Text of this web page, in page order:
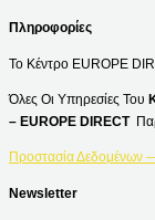
Πληροφορίες
Το Κέντρο EUROPE
Όλες Οι Υπηρεσίες Του
– EUROPE DIRECT
Προστασία Δεδομένων
Newsletter